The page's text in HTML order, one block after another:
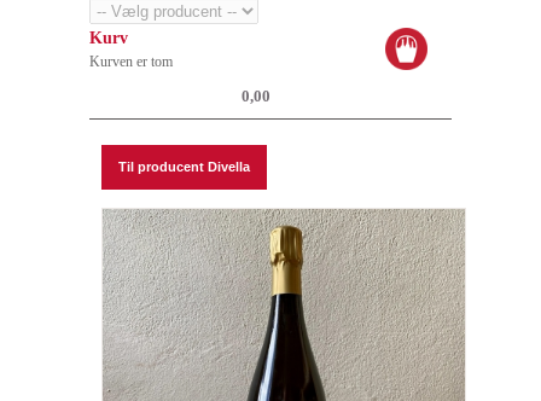
Kurv
Kurven er tom
0,00
Til producent Divella